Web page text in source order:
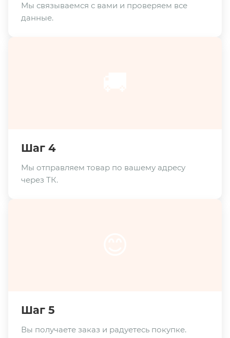
Мы связываемся с вами и проверяем все
данные.
Шаг 4
Мы отправляем товар по вашему адресу
через ТК.
Шаг 5
Вы получаете заказ и радуетесь покупке.